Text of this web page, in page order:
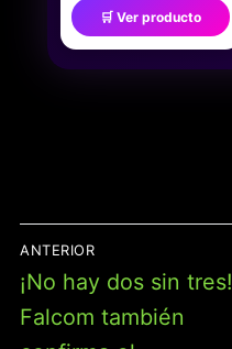
CONTENIDO
PROMOCIONAL | 2-4
JUGADORES | 60
MINUTOS
🛒 Ver producto
NAVEGACIÓN
DE
ENTRADAS
ANTERIOR
Entrada
anterior:
¡No hay dos sin tres!
Falcom también